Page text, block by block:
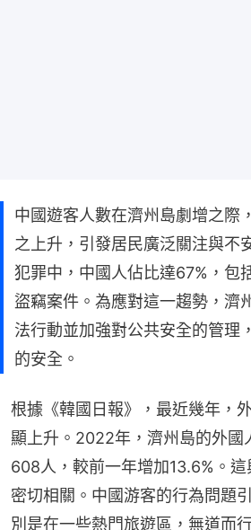
中國遊客人數在濟州島劇增之際
之上升，引發居民廣泛關注與不
犯罪中，中國人佔比達67%，包
盜竊案件。為應對這一趨勢，濟
法行動並加強對公共安全的管理
的安全。
根據《韓國日報》，最近幾年，
顯上升。2022年，濟州島的外國
608人，較前一年增加13.6%。
密切相關。中國游客的行為問題
別是在一些熱門旅遊區，無道而